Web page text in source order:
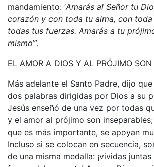
mandamiento: ‘Amarás al Señor tu
corazón y con toda tu alma, con
todas tus fuerzas. Amarás a tu
mismo’”.
EL AMOR A DIOS Y AL PRÓJIMO SON
Más adelante el Santo Padre, dijo
dos palabras dirigidas por Dios a su
Jesús enseñó de una vez por todas
y el amor al prójimo son
que es más importante, se apoyan
Incluso si se colocan en secuencia,
de una misma medalla: ¡vividas